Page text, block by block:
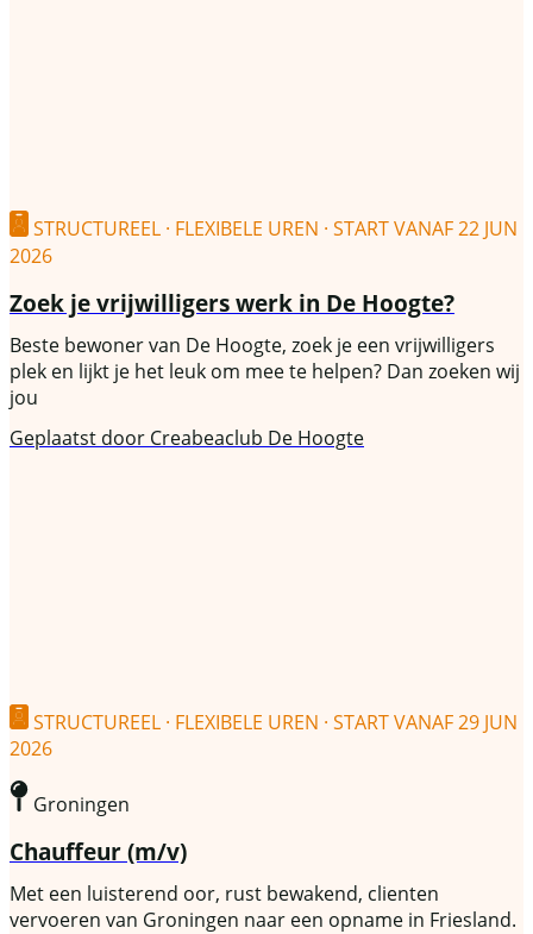
STRUCTUREEL · FLEXIBELE UREN · START VANAF 22 JUN
2026
Zoek je vrijwilligers werk in De Hoogte?
Beste bewoner van De Hoogte, zoek je een vrijwilligers
plek en lijkt je het leuk om mee te helpen? Dan zoeken wij
jou
Geplaatst door Creabeaclub De Hoogte
STRUCTUREEL · FLEXIBELE UREN · START VANAF 29 JUN
2026
Groningen
Chauffeur (m/v)
Met een luisterend oor, rust bewakend, clienten
vervoeren van Groningen naar een opname in Friesland.